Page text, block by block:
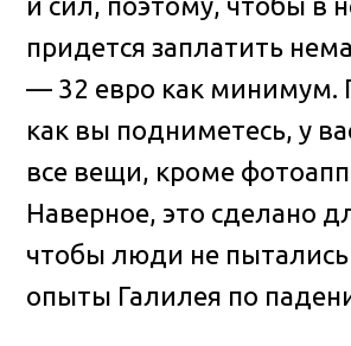
придется заплатить
— 32 евро как минимум.
как вы подниметесь, у
все вещи, кроме
Наверное, это сделано
чтобы люди не пытались
опыты Галилея по